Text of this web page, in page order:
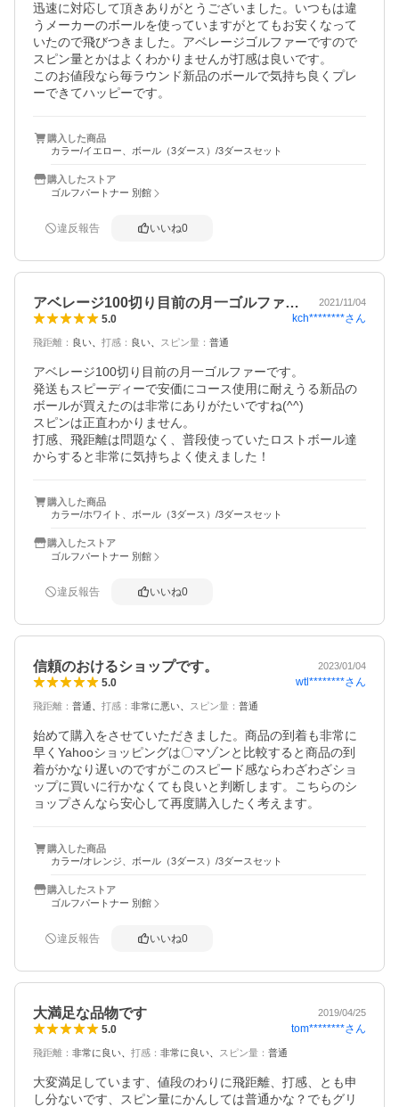
迅速に対応して頂きありがとうございました。いつもは違
うメーカーのボールを使っていますがとてもお安くなって
いたので飛びつきました。アベレージゴルファーですので
スピン量とかはよくわかりませんが打感は良いです。
このお値段なら毎ラウンド新品のボールで気持ち良くプレ
ーできてハッピーです。
購入した商品
カラー/イエロー、ボール（3ダース）/3ダースセット
購入したストア
ゴルフパートナー 別館
違反報告 いいね0
アベレージ100切り目前の月一ゴルファ… 2021/11/04
5.0 kch********さん
飛距離 ： 良い 打感 ： 良い スピン量 ： 普通
アベレージ100切り目前の月一ゴルファーです。
発送もスピーディーで安価にコース使用に耐えうる新品の
ボールが買えたのは非常にありがたいですね(^^)
スピンは正直わかりません。
打感、飛距離は問題なく、普段使っていたロストボール達
からすると非常に気持ちよく使えました！
購入した商品
カラー/ホワイト、ボール（3ダース）/3ダースセット
購入したストア
ゴルフパートナー 別館
違反報告 いいね0
信頼のおけるショップです。 2023/01/04
5.0 wtl********さん
飛距離 ： 普通 打感 ： 非常に悪い スピン量 ： 普通
始めて購入をさせていただきました。商品の到着も非常に
早くYahooショッピングは〇マゾンと比較すると商品の到
着がかなり遅いのですがこのスピード感ならわざわざショ
ップに買いに行かなくても良いと判断します。こちらのシ
ョップさんなら安心して再度購入したく考えます。
購入した商品
カラー/オレンジ、ボール（3ダース）/3ダースセット
購入したストア
ゴルフパートナー 別館
違反報告 いいね0
大満足な品物です 2019/04/25
5.0 tom********さん
飛距離 ： 非常に良い 打感 ： 非常に良い スピン量 ： 普通
大変満足しています、値段のわりに飛距離、打感、とも申
し分ないです、スピン量にかんしては普通かな？でもグリ